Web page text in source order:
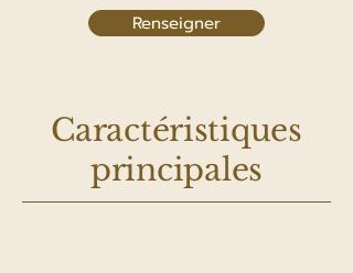
Renseigner
Caractéristiques
principales